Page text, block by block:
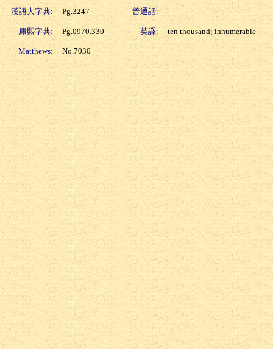
漢語大字典:
Pg.3247 普通話:
康熙字典: Pg.0970.330 英譯: ten thousand; innumerable
Matthews: No.7030